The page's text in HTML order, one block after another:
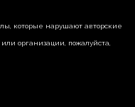
которые нарушают авторские
организации, пожалуйста,